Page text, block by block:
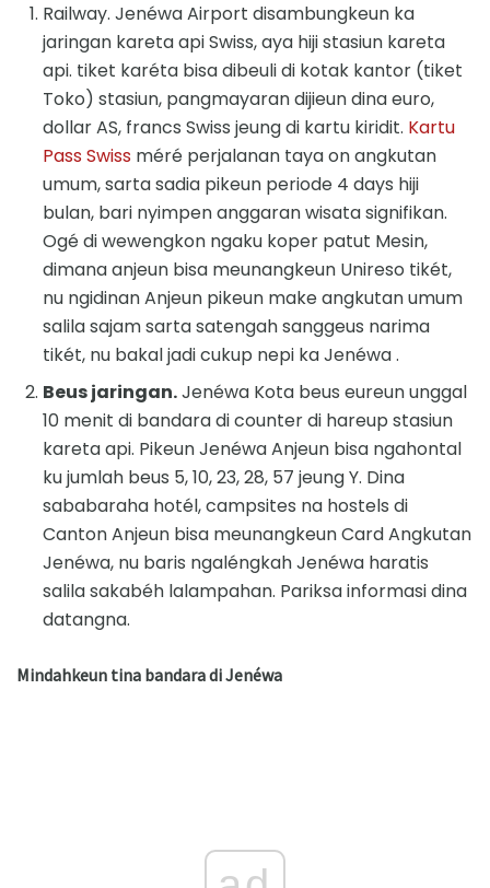
Railway. Jenéwa Airport disambungkeun ka
jaringan kareta api Swiss, aya hiji stasiun kareta
api. tiket karéta bisa dibeuli di kotak kantor (tiket
Toko) stasiun, pangmayaran dijieun dina euro,
dollar AS, francs Swiss jeung di kartu kiridit. Kartu
Pass Swiss méré perjalanan taya on angkutan
umum, sarta sadia pikeun periode 4 days hiji
bulan, bari nyimpen anggaran wisata signifikan.
Ogé di wewengkon ngaku koper patut Mesin,
dimana anjeun bisa meunangkeun Unireso tikét,
nu ngidinan Anjeun pikeun make angkutan umum
salila sajam sarta satengah sanggeus narima
tikét, nu bakal jadi cukup nepi ka Jenéwa .
Beus jaringan.Jenéwa Kota beus eureun unggal
10 menit di bandara di counter di hareup stasiun
kareta api. Pikeun Jenéwa Anjeun bisa ngahontal
ku jumlah beus 5, 10, 23, 28, 57 jeung Y. Dina
sababaraha hotél, campsites na hostels di
Canton Anjeun bisa meunangkeun Card Angkutan
Jenéwa, nu baris ngaléngkah Jenéwa haratis
salila sakabéh lalampahan. Pariksa informasi dina
datangna.
Mindahkeun tina bandara di Jenéwa